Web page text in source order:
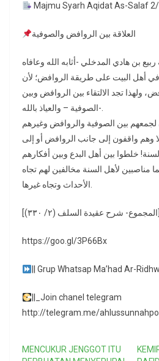
Majmu Syarh Aqidat As-Salaf
العلاقة بين الروافض والصوفية
أهل البيت على طريقة الروافض؛ لأن
تجد الالتقاء بين الروافض وبين
الصوفية – والعياذ بالله-.
لجمعهم بين الصوفية والروافض وغيرهم
وهم واقفون إلى جانب الروافض أو إلى
خلطوا بين أهل البدع وبين أفكارهم
مناصبين لأهل السنة مخالفين لهم تجاه
الأحداث وتجاه غيرها.
https://goo.gl/3P66Bx
|| Grup Whatsap Ma’had Ar-
||_Join chanel telegram
http://telegram.me/
MENCUKUR JENGGOT ITU